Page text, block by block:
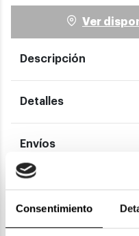
Consentimiento
Ver
Descripción
Detalles
Envíos
Devoluciones
Garantías